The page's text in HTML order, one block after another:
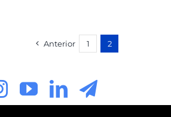
Anterior 1 2